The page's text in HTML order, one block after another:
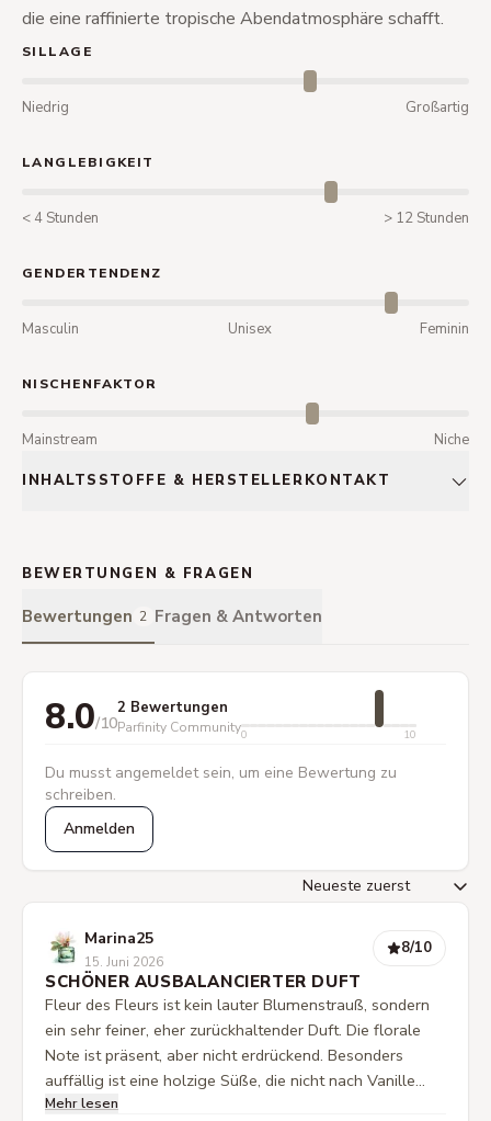
die eine raffinierte tropische Abendatmosphäre schafft.
SILLAGE
Niedrig Großartig
LANGLEBIGKEIT
< 4 Stunden > 12 Stunden
GENDERTENDENZ
Masculin Unisex Feminin
NISCHENFAKTOR
Mainstream Niche
INHALTSSTOFFE & HERSTELLERKONTAKT
BEWERTUNGEN & FRAGEN
Bewertungen 2 Fragen & Antworten
8.0/10
2 Bewertungen
Parfinity Community0 10
Du musst angemeldet sein, um eine Bewertung zu
schreiben.
Anmelden
Marina25
15. Juni 2026
8/10
SCHÖNER AUSBALANCIERTER DUFT
Fleur des Fleurs ist kein lauter Blumenstrauß, sondern
ein sehr feiner, eher zurückhaltender Duft. Die florale
Note ist präsent, aber nicht erdrückend. Besonders
auffällig ist eine holzige Süße, die nicht nach Vanille
schmeckt, sondern vom Safran kommt. Dieser gibt dem
Mehr lesen